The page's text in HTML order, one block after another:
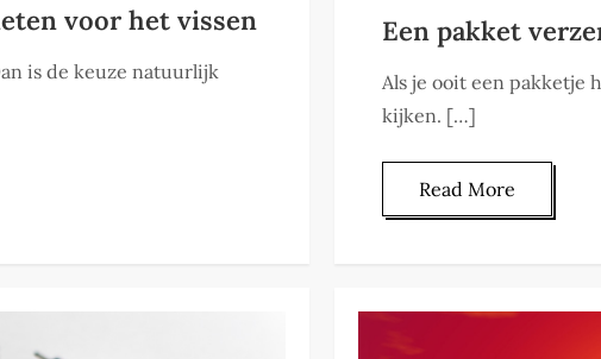
voor het vissen
is de keuze natuurlijk
Een pakket
Als je ooit een pakketje
kijken. […]
Read More